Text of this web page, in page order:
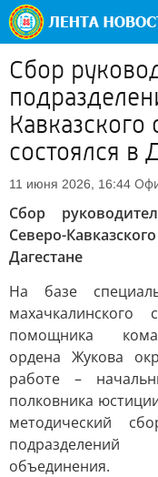
Сбор
Кавказского
состоялся в
11 июня 2026, 16:44
Сбор
Северо-
Дагестане
На базе
махачкалинского
помощника
ордена Жукова
работе –
полковника
методический
подразделений
объединения.